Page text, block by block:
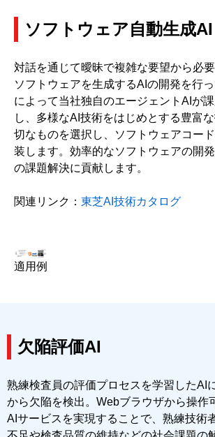
ソフトウェア自動生成AI
対話を通じて曖昧で複雑な要望から必
ソフトウェアを生成するAIの開発を行
によって当社独自のエージェントAIが
し、多様なAI技術をはじめとする豊富
切なものを選択し、ソフトウェアコー
装します。効率的なソフトウェアの開
の課題解決に貢献します。
関連リンク： 東芝AI技術カタログ
適用例
欠陥評価AI
熟練検査員の評価プロセスを学習したAI
から欠陥を検出。Webブラウザから操作
AIサービスを実現することで、熟練技術